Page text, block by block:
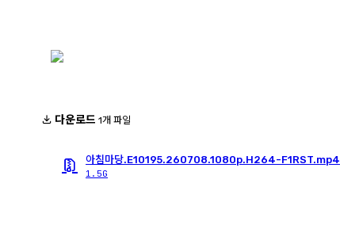
다운로드 1개 파일
아침마당.E10195.260708.1080p.H264-F1RST.mp4
1.5G